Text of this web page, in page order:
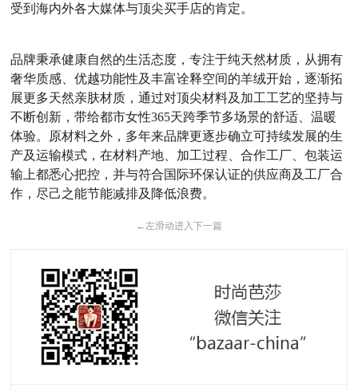
受到海内外各大媒体与顶尖买手店的肯定。
品牌秉承健康自然的生活态度，专注于纯天然材质，从拥有
奢华质感、优越功能性及丰富诠释空间的羊绒开始，逐渐拓
展更多天然亲肤材质，通过对顶尖材料及加工工艺的坚持与
不断创新，带给都市女性365天跨季节多场景的舒适、温暖
体验。原材料之外，多年来品牌更逐步确立可持续发展的生
产及运输模式，在材料产地、加工过程、合作工厂、包装运
输上都悉心把控，并与符合国际环保认证的供应商及工厂合
作，尽己之能节能减排及降低浪费。
←左滑动进入下一篇